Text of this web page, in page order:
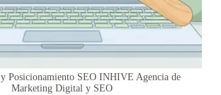
Posicionamiento SEO INHIVE Agencia de
Marketing Digital y SEO